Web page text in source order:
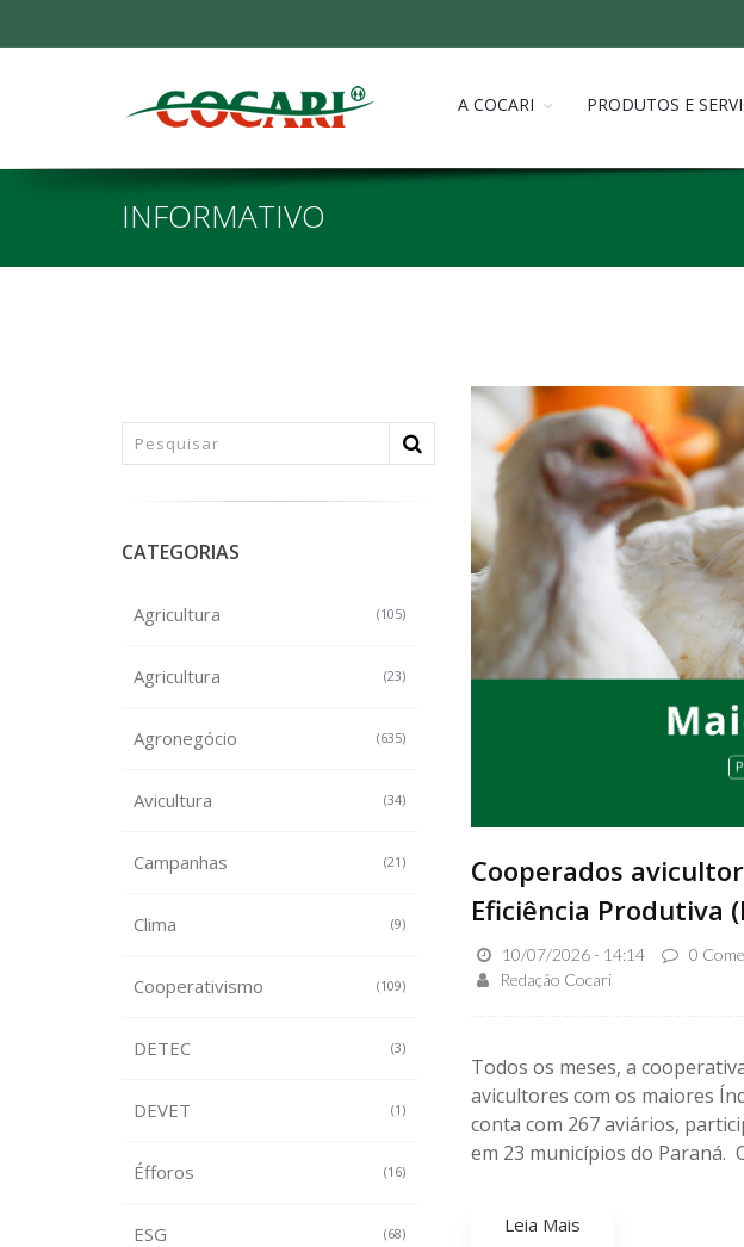
A COCARI PRODUTOS E
INFORMATIVO
CATEGORIAS
(105)
Agricultura
(23)
Agricultura
(635)
Agronegócio
(34)
Avicultura
(21)
Campanhas
(9)
Clima
(109)
Cooperativismo
(3)
DETEC
(1)
DEVET
(16)
Éfforos
(68)
ESG
Cooperados
Eficiência Produtiva
10/07/2026 - 14:14 0
Redação Cocari
Todos os meses, a
avicultores com os maiores
conta com 267 aviários,
em 23 municípios do Paraná.
Leia Mais